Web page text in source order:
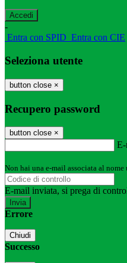
-
Entra con SPID Entra con CIE
Seleziona utente
button close ×
Recupero password
button close ×
Non hai una e-mail associata al
E-mail inviata, si prega di
Errore
Chiudi
Successo